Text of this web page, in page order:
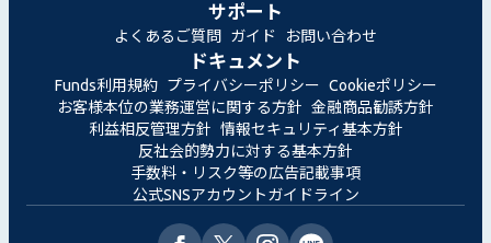
サポート
よくあるご質問 ガイド お問い合わせ
ドキュメント
Funds利用規約 プライバシーポリシー Cookieポリシー
お客様本位の業務運営に関する方針 金融商品勧誘方針
利益相反管理方針 情報セキュリティ基本方針
反社会的勢力に対する基本方針
手数料・リスク等の広告記載事項
公式SNSアカウントガイドライン